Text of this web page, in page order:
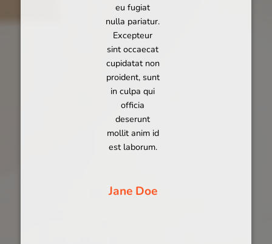
eu fugiat
nulla pariatur.
Excepteur
sint occaecat
cupidatat non
proident, sunt
in culpa qui
officia
deserunt
mollit anim id
est laborum.
Jane Doe